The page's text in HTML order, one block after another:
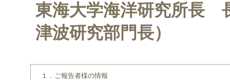
東海大学海洋研究所長
津波研究部門長）
１．ご報告者様の情報